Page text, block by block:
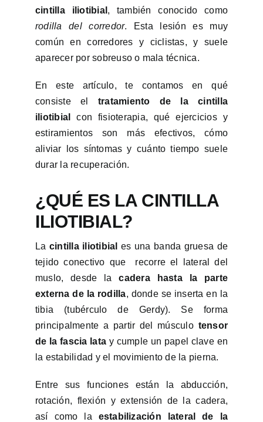
cintilla iliotibial , también conocido como
rodilla del corredor. Esta lesión es muy
común en corredores y ciclistas, y suele
aparecer por sobreuso o mala técnica.
En este artículo, te contamosen qué
consiste el tratamiento de la cintilla
iliotibial
con fisioterapia, qué ejercicios y
estiramientos son más efectivos, cómo
aliviar los síntomas y cuánto tiempo suele
durar la recuperación.
¿QUÉ ES LA CINTILLA
ILIOTIBIAL?
La cintilla iliotibial es una banda gruesa de
tejido conectivo que
recorre el lateral del
muslo, desde lacadera hasta la parte
externa de la rodilla, donde se inserta en la
tibia (tubérculo de Gerdy). Se forma
principalmente a partir del músculo tensor
de la fascia lata y cumple un papel clave en
la estabilidad y el movimiento de la pierna.
Entre sus funciones están la abducción,
rotación, flexión y extensión de la cadera,
así como la estabilización lateral de la